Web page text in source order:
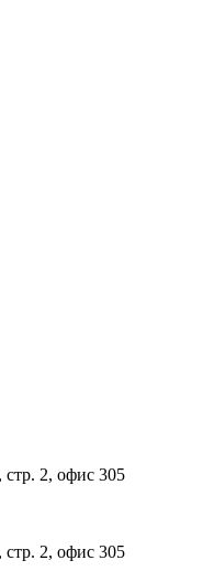
стр. 2, офис 305
стр. 2, офис 305